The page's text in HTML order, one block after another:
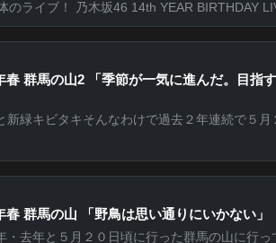
のライブ！ 乃木坂46 14th YEAR BIRTHDAY
春 群馬の山2 「季節が一気に進んだ。目指
新緑キビタキそんなわけで過去２年連続で５月
春 群馬の山 「野鳥は思い通りにいかない」
・去年と５月２０日頃に行った群馬の山に行っ